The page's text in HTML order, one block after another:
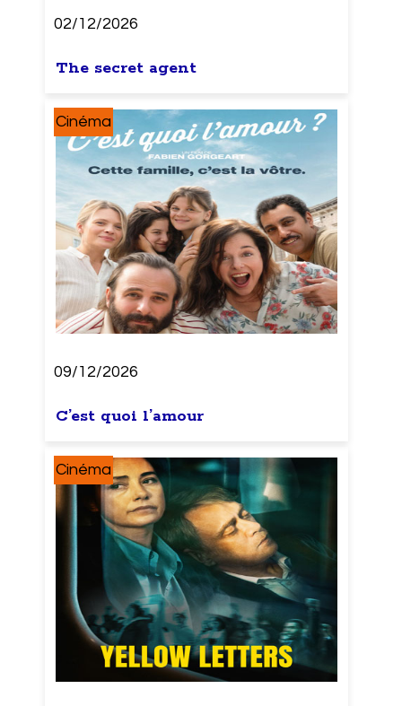
02/12/2026
The secret agent
Cinéma
09/12/2026
C’est quoi l’amour
Cinéma